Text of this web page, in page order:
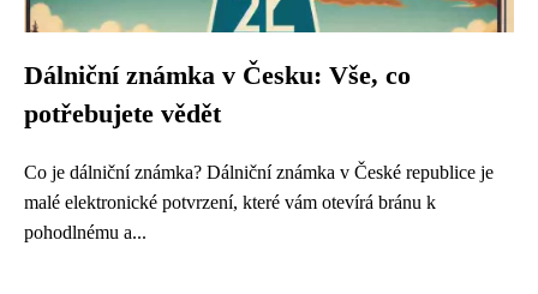
Dálniční známka v Česku: Vše, co
potřebujete vědět
Co je dálniční známka? Dálniční známka v České republice je
malé elektronické potvrzení, které vám otevírá bránu k
pohodlnému a...